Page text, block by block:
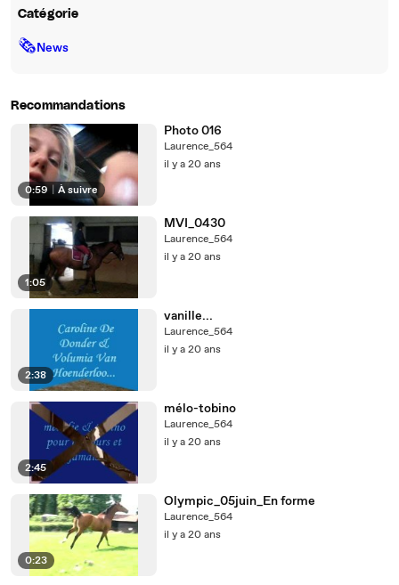
Catégorie
🗞News
Recommandations
0:59 | À suivre
Photo 016
Laurence_564
il y a 20 ans
1:05
MVI_0430
Laurence_564
il y a 20 ans
2:38
vanille...
Laurence_564
il y a 20 ans
2:45
mélo-tobino
Laurence_564
il y a 20 ans
0:23
Olympic_05juin_En forme
Laurence_564
il y a 20 ans